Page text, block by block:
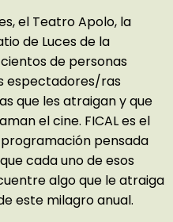
el Teatro Apolo, la
de Luces de la
de personas
espectadores/ras
que les atraigan y que
el cine. FICAL es el
pensada
cada uno de esos
algo que le atraiga
este milagro anual.